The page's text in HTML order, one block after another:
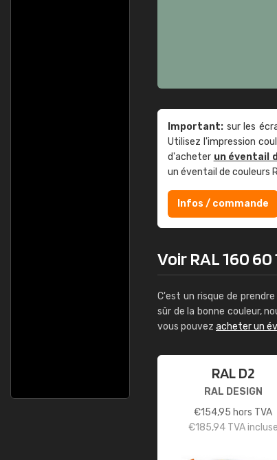
Important: sur les
Utilisez l'impression
d'acheter un éventail
un éventail de couleurs
Infos / commande
Voir RAL 160
C'est un risque de
sûr de la bonne couleur,
vous pouvez acheter un
RAL D2
RAL DESIGN
€154,95 hors TVA
€185,94TVA incluse